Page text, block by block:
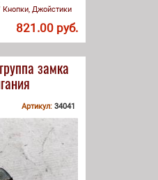
Джойстики
821.00 руб.
замка
Артикул: 34041